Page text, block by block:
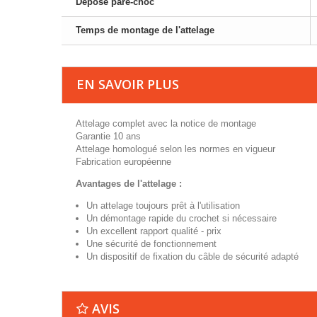
Temps de montage de l'attelage
EN SAVOIR PLUS
Attelage complet avec la notice de montage
Garantie 10 ans
Attelage homologué selon les normes en vigueur
Fabrication européenne
Avantages de l'attelage :
Un attelage toujours prêt à l'utilisation
Un démontage rapide du crochet si nécessaire
Un excellent rapport qualité - prix
Une sécurité de fonctionnement
Un dispositif de fixation du câble de sécurité adapté
AVIS